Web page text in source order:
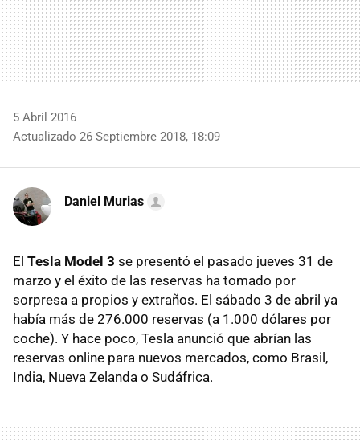
5 Abril 2016
Actualizado 26 Septiembre 2018, 18:09
Daniel Murias
El Tesla Model 3 se presentó el pasado jueves 31 de
marzo y el éxito de las reservas ha tomado por
sorpresa a propios y extraños. El sábado 3 de abril ya
había más de 276.000 reservas (a 1.000 dólares por
coche). Y hace poco, Tesla anunció que abrían las
reservas online para nuevos mercados, como Brasil,
India, Nueva Zelanda o Sudáfrica.